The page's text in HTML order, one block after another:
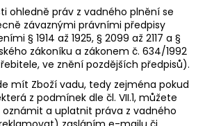
ohledně práv z vadného plnění se
závaznými právními předpisy
§ 1914 až 1925, § 2099 až 2117 a §
zákoníku a zákonem č. 634/1992
ve znění pozdějších předpisů).
mít Zboží vadu, tedy zejména pokud
z podmínek dle čl. VII.1, můžete
a uplatnit práva z vadného